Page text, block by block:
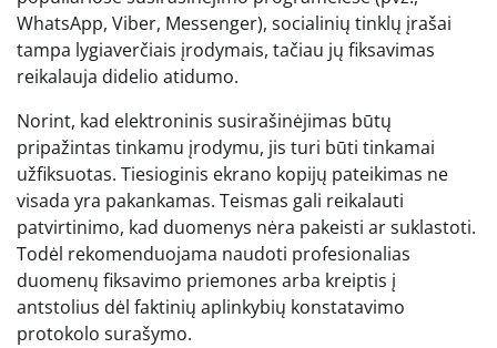
WhatsApp, Viber, Messenger), socialinių tinklų įrašai
tampa lygiaverčiais įrodymais, tačiau jų fiksavimas
reikalauja didelio atidumo.
Norint, kad elektroninis susirašinėjimas būtų
pripažintas tinkamu įrodymu, jis turi būti tinkamai
užfiksuotas. Tiesioginis ekrano kopijų pateikimas ne
visada yra pakankamas. Teismas gali reikalauti
patvirtinimo, kad duomenys nėra pakeisti ar suklastoti.
Todėl rekomenduojama naudoti profesionalias
duomenų fiksavimo priemones arba kreiptis į
antstolius dėl faktinių aplinkybių konstatavimo
protokolo surašymo.